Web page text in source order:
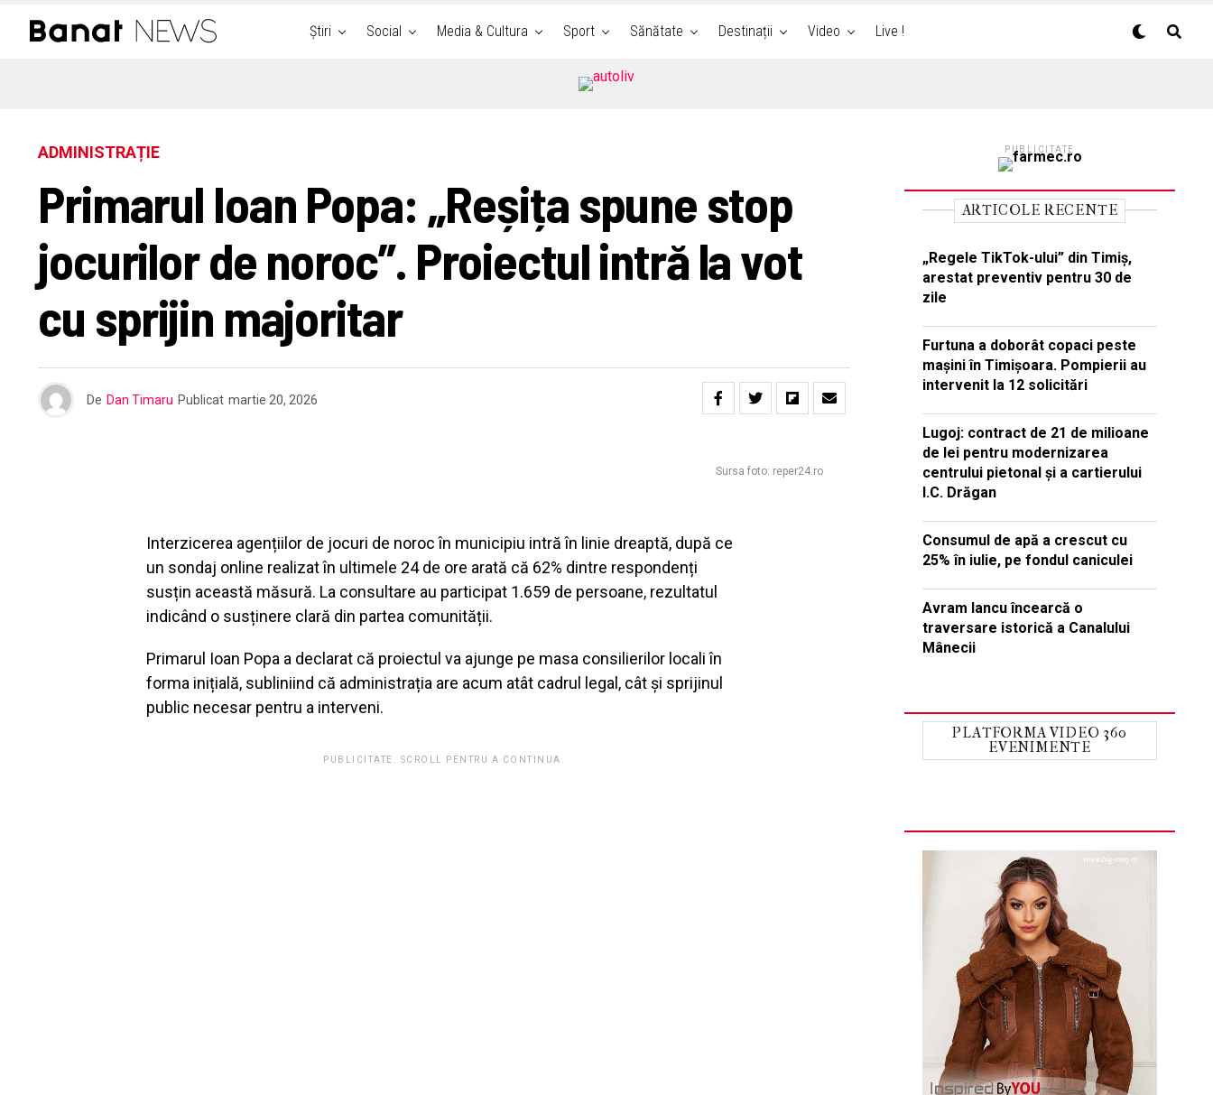
Știri Social Media & Cultura Sport Sănătate Destinații Video Live !
ADMINISTRAȚIE
Primarul Ioan Popa: „Reșița spune stop
jocurilor de noroc”. Proiectul intră la vot
cu sprijin majoritar
De Dan Timaru Publicat martie 20, 2026
Sursa foto: reper24.ro
Interzicerea agențiilor de jocuri de noroc în municipiu intră în linie dreaptă, după ce
un sondaj online realizat în ultimele 24 de ore arată că 62% dintre respondenți
susțin această măsură. La consultare au participat 1.659 de persoane, rezultatul
indicând o susținere clară din partea comunității.
Primarul Ioan Popa a declarat că proiectul va ajunge pe masa consilierilor locali în
forma inițială, subliniind că administrația are acum atât cadrul legal, cât și sprijinul
public necesar pentru a interveni.
PUBLICITATE. SCROLL PENTRU A CONTINUA.
PUBLICITATE
ARTICOLE RECENTE
„Regele TikTok-ului” din Timiș,
arestat preventiv pentru 30 de
zile
Furtuna a doborât copaci peste
mașini în Timișoara. Pompierii au
intervenit la 12 solicitări
Lugoj: contract de 21 de milioane
de lei pentru modernizarea
centrului pietonal și a cartierului
I.C. Drăgan
Consumul de apă a crescut cu
25% în iulie, pe fondul caniculei
Avram Iancu încearcă o
traversare istorică a Canalului
Mânecii
PLATFORMA VIDEO 360
EVENIMENTE